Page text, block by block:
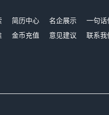
简历中心 名企展示 一句话
金币充值 意见建议 联系我